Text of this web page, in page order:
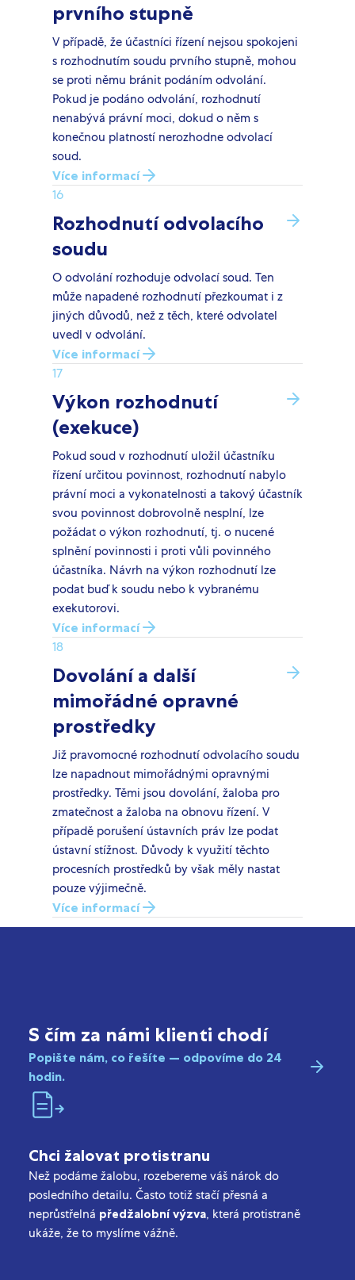
prvního stupně
V případě, že účastníci řízení nejsou spokojeni
s rozhodnutím soudu prvního stupně, mohou
se proti němu bránit podáním odvolání.
Pokud je podáno odvolání, rozhodnutí
nenabývá právní moci, dokud o něm s
konečnou platností nerozhodne odvolací
soud.
Více informací
16
Rozhodnutí odvolacího
soudu
O odvolání rozhoduje odvolací soud. Ten
může napadené rozhodnutí přezkoumat i z
jiných důvodů, než z těch, které odvolatel
uvedl v odvolání.
Více informací
17
Výkon rozhodnutí
(exekuce)
Pokud soud v rozhodnutí uložil účastníku
řízení určitou povinnost, rozhodnutí nabylo
právní moci a vykonatelnosti a takový účastník
svou povinnost dobrovolně nesplní, lze
požádat o výkon rozhodnutí, tj. o nucené
splnění povinnosti i proti vůli povinného
účastníka. Návrh na výkon rozhodnutí lze
podat buď k soudu nebo k vybranému
exekutorovi.
Více informací
18
Dovolání a další
mimořádné opravné
prostředky
Již pravomocné rozhodnutí odvolacího soudu
lze napadnout mimořádnými opravnými
prostředky. Těmi jsou dovolání, žaloba pro
zmatečnost a žaloba na obnovu řízení. V
případě porušení ústavních práv lze podat
ústavní stížnost. Důvody k využití těchto
procesních prostředků by však měly nastat
pouze výjimečně.
Více informací
S čím za námi klienti chodí
Popište nám, co řešíte — odpovíme do 24
hodin.
Chci žalovat protistranu
Než podáme žalobu, rozebereme váš nárok do
posledního detailu. Často totiž stačí přesná a
neprůstřelná předžalobní výzva, která protistraně
ukáže, že to myslíme vážně.